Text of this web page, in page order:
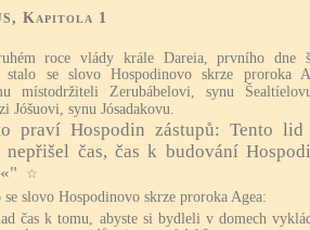
, Kapitola 1
roce vlády krále Dareia, prvního dne
stalo se slovo Hospodinovo skrze proroka
místodržiteli Zerubábelovi, synu
Jóšuovi, synu Jósadakovu.
praví Hospodin zástupů: Tento
nepřišel čas, čas k budování
☆
se slovo Hospodinovo skrze proroka Agea:
čas k tomu, abyste si bydleli v domech